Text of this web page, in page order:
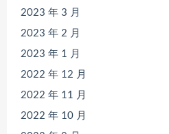
2023 年 3 月
2023 年 2 月
2023 年 1 月
2022 年 12 月
2022 年 11 月
2022 年 10 月